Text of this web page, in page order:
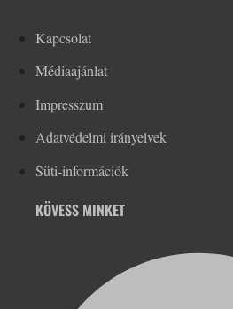
Kapcsolat
Médiaajánlat
Impresszum
Adatvédelmi irányelvek
Süti-információk
KÖVESS MINKET